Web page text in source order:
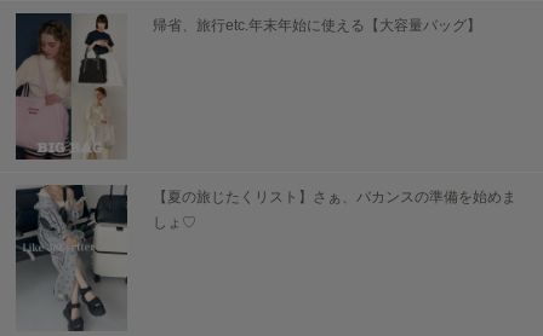
UGG
アグ
UNDERSON UNDERSON
アンダーソン アンダーソン
un/neu
アンノイ
URBAN RESEARCH ROSSO
アーバンリサーチ ロッソ
USAGI Books
帰省、旅行etc.年末年始に使える【大容量バッグ】
【夏の旅じたくリスト】さぁ、バカンスの準備を始めま
しょ♡